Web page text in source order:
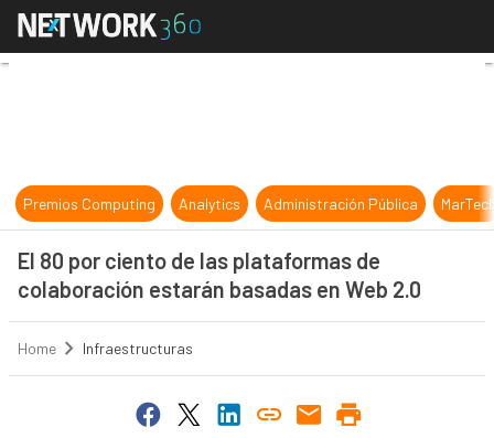
El 80 por ciento de las
Premios Computing Analytics Administración Pública
El 80 por ciento de las plataformas de
colaboración estarán basadas en Web 2.0
Home Infraestructuras